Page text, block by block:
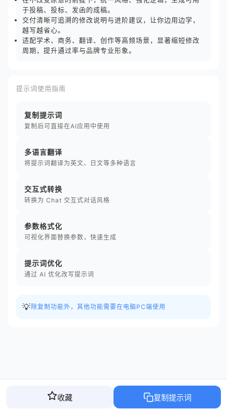
于投稿、投标、发函的成稿。
交付清晰可追溯的修改说明与进阶建议，让你边用边学，
越写越省心。
适配学术、商务、翻译、创作等高频场景，显著缩短修改
周期，提升通过率与品牌专业形象。
提示词使用指南
复制提示词
复制后可直接在AI应用中使用
多语言翻译
将提示词翻译为英文、日文等多种语言
交互式转换
转换为 Chat 交互式对话风格
参数格式化
可视化界面替换参数，快速生成
提示词优化
通过 AI 优化改写提示词
💡 除复制功能外，其他功能需要在电脑PC端使用
收藏 复制提示词